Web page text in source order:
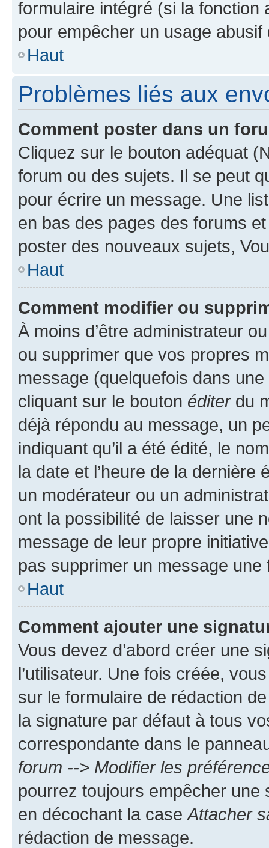
formulaire intégré (si la fonction
pour empêcher un usage
Haut
Problèmes liés aux
Comment poster dans un
Cliquez sur le bouton adéquat
forum ou des sujets. Il se peut
pour écrire un message. Une
en bas des pages des forums
poster des nouveaux sujets,
Haut
Comment modifier ou
À moins d’être administrateur
ou supprimer que vos propres
message (quelquefois dans
cliquant sur le bouton éditerdu
déjà répondu au message, un
indiquant qu’il a été édité, le
la date et l’heure de la dernière
un modérateur ou un
ont la possibilité de laisser une
message de leur propre
pas supprimer un message une
Haut
Comment ajouter une
Vous devez d’abord créer une
l’utilisateur. Une fois créée,
sur le formulaire de rédaction
la signature par défaut à tous
correspondante dans le
forum --> Modifier les
pourrez toujours empêcher une
en décochant la case Attacher
rédaction de message.